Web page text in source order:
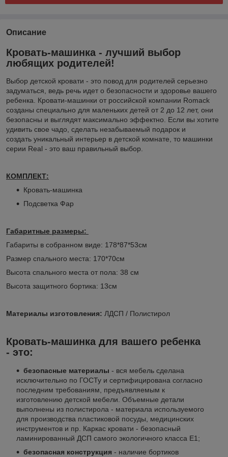
Описание
Кровать-машинка - лучший выбор
любящих родителей!
Выбор детской кровати - это повод для родителей серьезно
задуматься, ведь речь идет о безопасности и здоровье вашего
ребенка. Кровати-машинки от российской компании Romack
созданы специально для маленьких детей от 2 до 12 лет, они
безопасны и выглядят максимально эффектно. Если вы хотите
удивить свое чадо, сделать незабываемый подарок и
создать уникальный интерьер в детской комнате, то машинки
серии Real - это ваш правильный выбор.
КОМПЛЕКТ:
Кровать-машинка
Подсветка Фар
Габаритные размеры:
Габариты в собранном виде: 178*87*53см
Размер спального места: 170*70см
Высота спального места от пола: 38 см
Высота защитного бортика: 13см
Материалы изготовления: ЛДСП / Полистирол
Кровать-машинка для вашего ребенка
- это:
безопасные материалы - вся мебель сделана
исключительно по ГОСТу и сертифицирована согласно
последним требованиям, предъявляемым к
изготовлению детской мебели. Объемные детали
выполнены из полистирола - материала используемого
для производства пластиковой посуды, медицинских
инструментов и пр. Каркас кровати - безопасный
ламинированный ДСП самого экологичного класса E1;
безопасная конструкция - наличие бортиков